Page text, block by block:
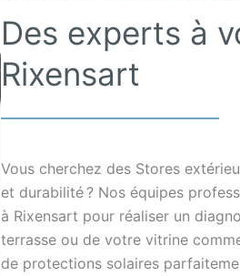
Des experts à
Rixensart
Vous cherchez des Stores
et durabilité ? Nos équipes
à Rixensart pour réaliser un
terrasse ou de votre vitrine
de protections solaires